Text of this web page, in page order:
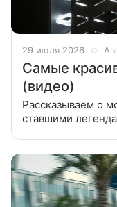
29 июля 2026
Самые
(видео)
Рассказываем о
ставшими